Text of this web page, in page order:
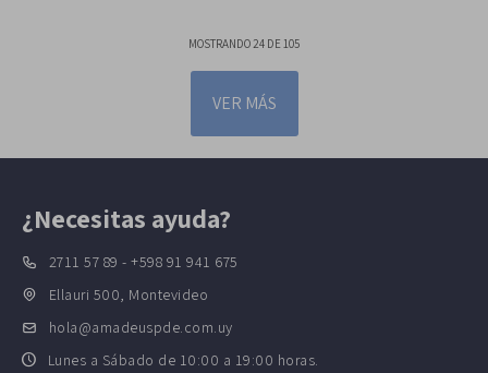
MOSTRANDO24 DE105
VER MÁS
¿Necesitas ayuda?
2711 57 89 - +598 91 941 675
Ellauri 500, Montevideo
hola@amadeuspde.com.uy
Lunes a Sábado de 10:00 a 19:00 horas.